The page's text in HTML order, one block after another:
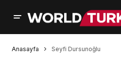
Anasayfa Seyfi Dursunoğlu